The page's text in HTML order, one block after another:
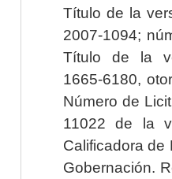
Título de la
2007-1094;
Título de la
1665-6180,
Número de
11022 de la
Calificadora de
Gobernación.